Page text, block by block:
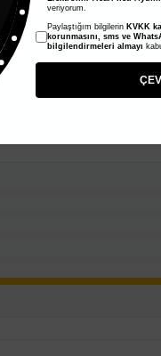
veriyorum.
Paylaştığım bilgilerin KVKK
korunmasını, sms ve
bilgilendirmeleri almayı